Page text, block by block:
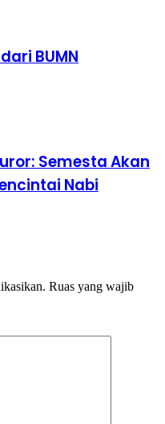
BUMN
Semesta Akan
Nabi
Ruas yang wajib